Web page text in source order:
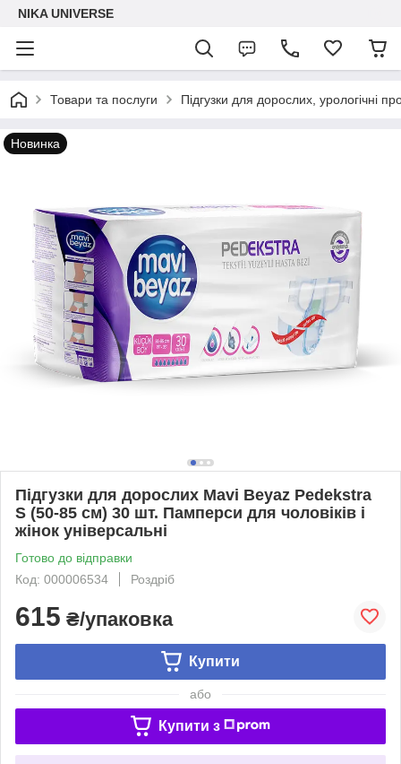
NIKA UNIVERSE
Товари та послуги Підгузки для дорослих, урологічні
Новинка
Підгузки для дорослих Mavi Beyaz Pedekstra
S (50-85 см) 30 шт. Памперси для чоловіків і
жінок універсальні
Готово до відправки
Код: 000006534
Роздріб
615 ₴/упаковка
Купити
або
Купити з